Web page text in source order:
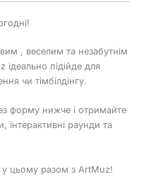
, веселим та незабутнім
підійде для
чи тімбілдінгу.
форму нижче і отримайте
інтерактивні раунди та
цьому разом з ArtMuz!